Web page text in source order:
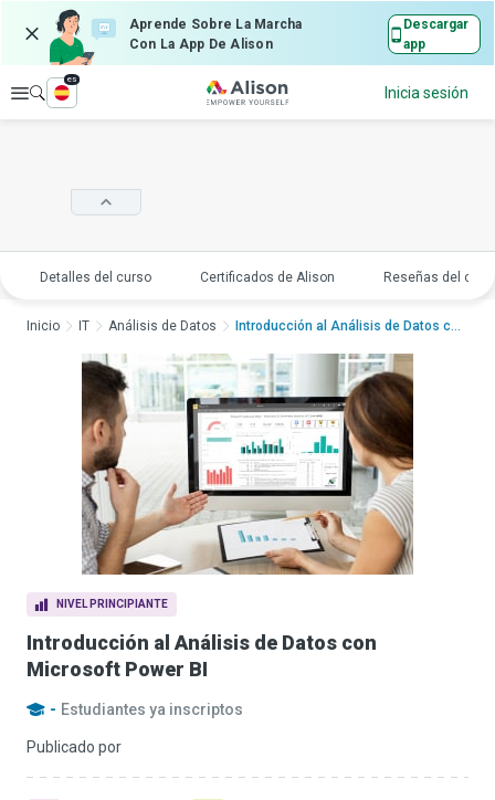
Aprende Sobre La Marcha
Con La App De Alison
Descargar
app
Explorar
es
Inicia sesión
Detalles del curso Certificados de Alison Reseñas del
NIVEL PRINCIPIANTE
Introducción al Análisis de Datos con
Microsoft Power BI
- Estudiantes ya inscriptos
Publicado por
Inicio IT Análisis de Datos Introducción al Análisis de Datos con...